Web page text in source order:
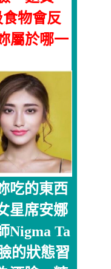
物會反
屬於哪一
吃的東西
星席安娜
Nigma Ta
的狀態習